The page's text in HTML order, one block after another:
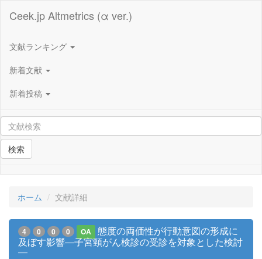
Ceek.jp Altmetrics (α ver.)
文献ランキング
新着文献
新着投稿
検索
ホーム 文献詳細
4 0 0 0 OA
態度の両価性が行動意図の形成に
及ぼす影響―子宮頸がん検診の受診を対象とした検討
―